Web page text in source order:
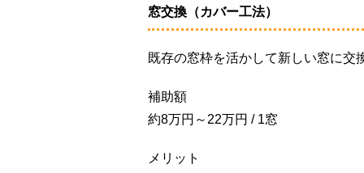
窓交換（カバー工法）
既存の窓枠を活かして新しい窓に交
補助額
約8万円～22万円 / 1窓
メリット